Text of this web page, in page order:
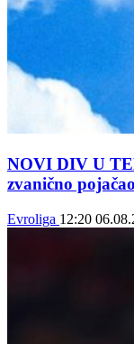
NOVI DIV U
zvanično
Evroliga 12:20